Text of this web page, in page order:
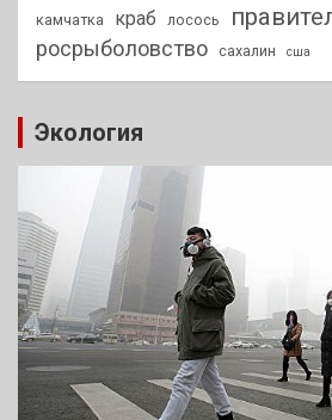
камчатка краб лосось
росрыболовство сахалин сша
Экология